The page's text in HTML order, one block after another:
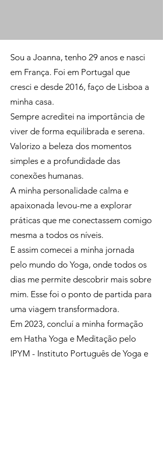
Sou a Joanna, tenho 29 anos e nasci
em França. Foi em Portugal que
cresci e desde 2016, faço de Lisboa a
minha casa.
Sempre acreditei na importância de
viver de forma equilibrada e serena.
Valorizo a beleza dos momentos
simples e a profundidade das
conexões humanas.
A minha personalidade calma e
apaixonada levou-me a explorar
práticas que me conectassem comigo
mesma a todos os níveis.
E assim comecei a minha jornada
pelo mundo do Yoga, onde todos os
dias me permite descobrir mais sobre
mim. Esse foi o ponto de partida para
uma viagem transformadora.
Em 2023, concluí a minha formação
em Hatha Yoga e Meditação pelo
IPYM - Instituto Português de Yoga e